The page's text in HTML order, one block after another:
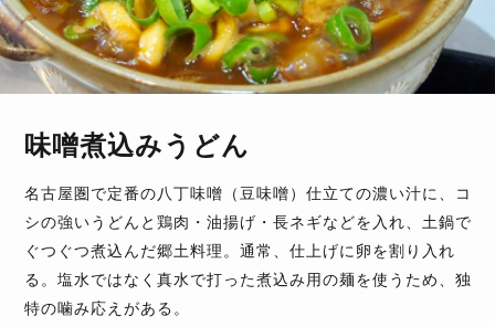
味噌煮込みうどん
名古屋圏で定番の八丁味噌（豆味噌）仕立ての濃い汁に、コ
シの強いうどんと鶏肉・油揚げ・長ネギなどを入れ、土鍋で
ぐつぐつ煮込んだ郷土料理。通常、仕上げに卵を割り入れ
る。塩水ではなく真水で打った煮込み用の麺を使うため、独
特の噛み応えがある。